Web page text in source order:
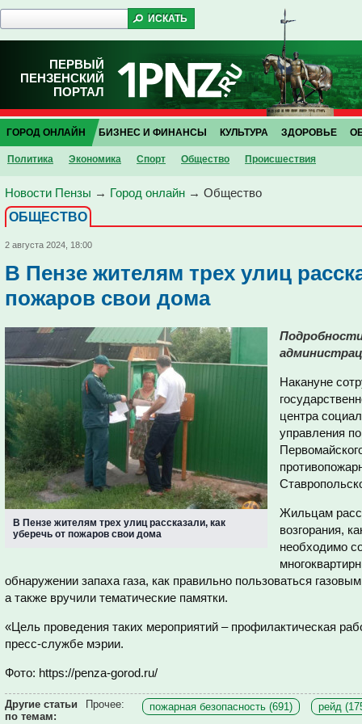
ПЕРВЫЙ
ПЕНЗЕНСКИЙ
ПОРТАЛ
ГОРОД ОНЛАЙН
Политика Экономика Спорт Общество Проиcшествия
БИЗНЕС И ФИНАНСЫ КУЛЬТУРА ЗДОРОВЬЕ
Новости Пензы → Город онлайн → Общество
ОБЩЕСТВО
2 августа 2024, 18:00
В Пензе жителям трех улиц
пожаров свои дома
В Пензе жителям трех улиц рассказали, как
уберечь от пожаров свои дома
Накануне
центра
управления
Жильцам
возгорания,
необходимо
обнаружении запаха газа, как правильно пользоваться
а также вручили тематические памятки.
«Цель проведения таких мероприятий – профилактическая
пресс-службе мэрии.
Фото: https://penza-gorod.ru/
Другие статьи
по темам:
Прочее: пожарная безопасность (691) рейд